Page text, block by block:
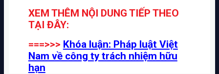
XEM THÊM NỘI DUNG TIẾP THEO
TẠI ĐÂY:
===>>> Khóa luận: Pháp luật Việt
Nam về công ty trách nhiệm hữu
hạn